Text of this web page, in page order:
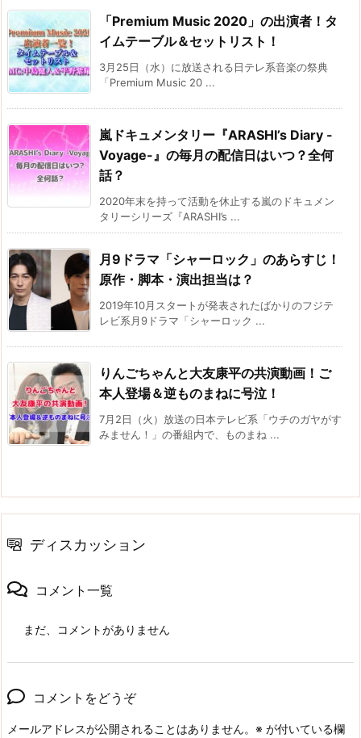
「Premium Music 2020」の出演者！タ
イムテーブル＆セットリスト！
3月25日（水）に放送される日テレ系音楽の祭典
「Premium Music 20 ...
嵐ドキュメンタリー『ARASHI’s Diary -
Voyage-』の毎月の配信日はいつ？全何
話？
2020年末を持って活動を休止する嵐のドキュメン
タリーシリーズ『ARASHI’s ...
月9ドラマ「シャーロック」のあらすじ！
原作・脚本・演出担当は？
2019年10月スタートが発表されたばかりのフジテ
レビ系月9ドラマ「シャーロック ...
りんごちゃんと大友康平の共演動画！ご
本人登場＆逆ものまねに号泣！
7月2日（火）放送の日本テレビ系「ウチのガヤがす
みません！」の番組内で、ものまね ...
ディスカッション
コメント一覧
まだ、コメントがありません
コメントをどうぞ
メールアドレスが公開されることはありません。 ※ が付いている欄